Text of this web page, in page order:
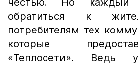
честью. Но каждый
обратиться к
потребителям тех
которые
«Теплосети». Ведь